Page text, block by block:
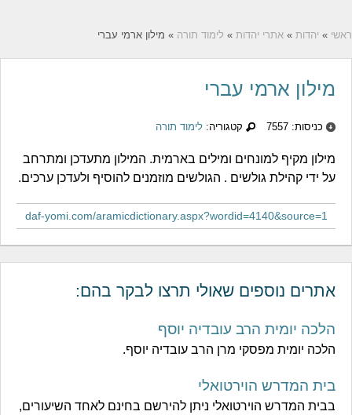
ראשי » יהדות » אתרי יהדות » לימוד תורה » מילון ארמי עברי
מילון ארמי עברי
כניסות: 7557 קטגוריה: לימוד תורה
מילון מקיף למונחים ומילים בארמית. המילון מתעדכן ומתרחב
על ידי קהילת גולשים . הגולשים מוזמנים להוסיף ולעדכן ערכים.
daf-yomi.com/aramicdictionary.aspx?wordid=4140&source=1
אתרים נוספים שאולי תרצו לבקר בהם:
הלכה יומית הרב עובדיה יוסף
הלכה יומית מפסקי מרן הרב עובדיה יוסף.
בית המדרש הוירטואלי
בבית המדרש הוירטואלי ניתן להירשם בחינם לאחד השיעורים,